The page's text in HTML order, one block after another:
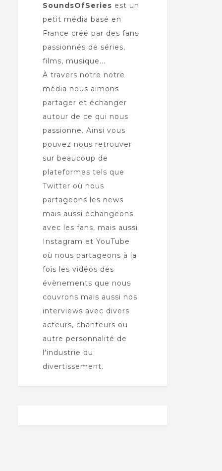
SoundsOfSeries est un
petit média basé en
France créé par des fans
passionnés de séries,
films, musique...
À travers notre notre
média nous aimons
partager et échanger
autour de ce qui nous
passionne. Ainsi vous
pouvez nous retrouver
sur beaucoup de
plateformes tels que
Twitter où nous
partageons les news
mais aussi échangeons
avec les fans, mais aussi
Instagram et YouTube
où nous partageons à la
fois les vidéos des
évènements que nous
couvrons mais aussi nos
interviews avec divers
acteurs, chanteurs ou
autre personnalité de
l'industrie du
divertissement.